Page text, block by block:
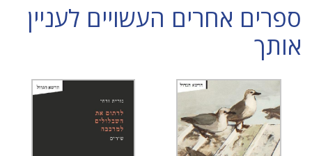
ספרים אחרים העשויים לעניין
אותך